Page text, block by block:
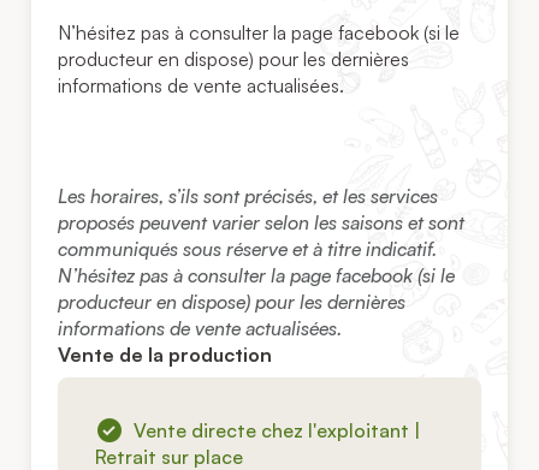
N’hésitez pas à consulter la page facebook (si le
producteur en dispose) pour les dernières
informations de vente actualisées.
Les horaires, s’ils sont précisés, et les services
proposés peuvent varier selon les saisons et sont
communiqués sous réserve et à titre indicatif.
N’hésitez pas à consulter la page facebook (si le
producteur en dispose) pour les dernières
informations de vente actualisées.
Vente de la production
Vente directe chez l'exploitant |
Retrait sur place